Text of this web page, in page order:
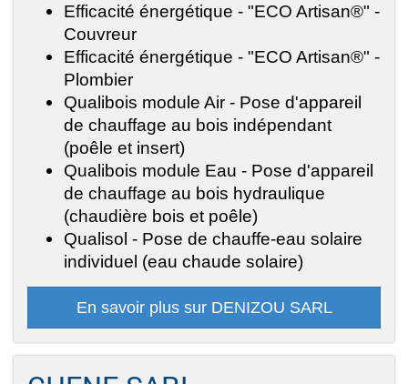
Efficacité énergétique - "ECO Artisan®" -
Couvreur
Efficacité énergétique - "ECO Artisan®" -
Plombier
Qualibois module Air - Pose d'appareil
de chauffage au bois indépendant
(poêle et insert)
Qualibois module Eau - Pose d'appareil
de chauffage au bois hydraulique
(chaudière bois et poêle)
Qualisol - Pose de chauffe-eau solaire
individuel (eau chaude solaire)
En savoir plus sur DENIZOU SARL